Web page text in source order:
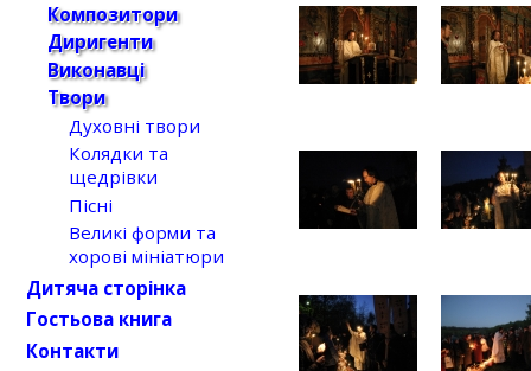
Композитори
Диригенти
Виконавці
Твори
Духовні твори
Колядки та
щедрівки
Пісні
Великі форми та
хорові мініатюри
Дитяча сторінка
Гостьова книга
Контакти